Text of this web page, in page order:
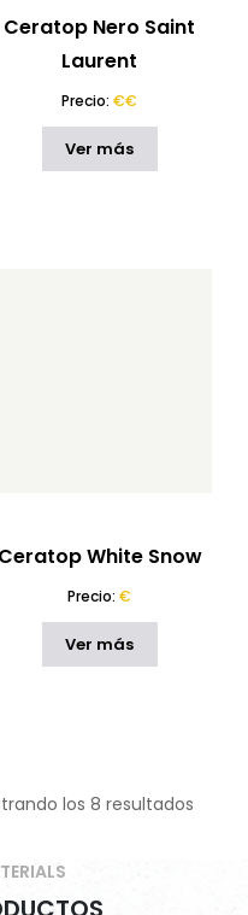
Ceratop Nero Saint
Laurent
Precio:€€
Ver más
Ceratop White Snow
Precio:€
Ver más
los 8 resultados